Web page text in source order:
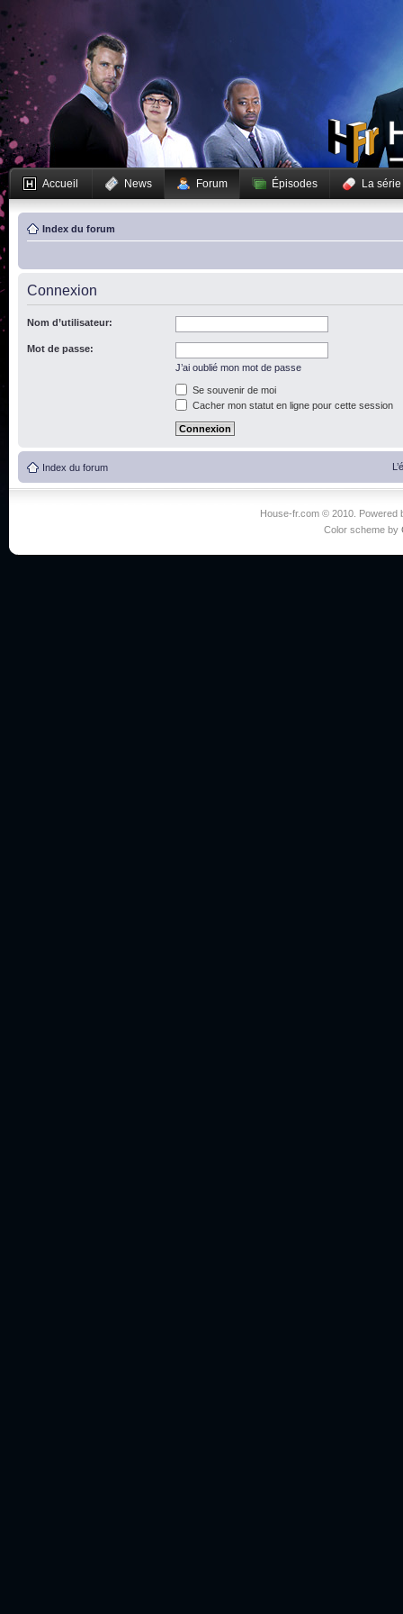
Accueil News Forum Épisodes La série
Index du forum
Connexion
Nom d’utilisateur:
Mot de passe:
J’ai oublié mon mot de passe
Se souvenir de moi
Cacher mon statut en ligne pour cette session
Index du forum
House-fr.com © 2010. Powered
Color scheme by